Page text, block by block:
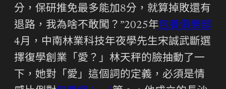
分，保研推免最多能加8分，就算掉敗還有
退路，我為啥不敢闖？”2025年包養俱樂部
4月，中南林業科技年夜學先生宋誠武斷選
擇復學創業「愛？」林天秤的臉抽動了一
下，她對「愛」這個詞的定義，必須是情